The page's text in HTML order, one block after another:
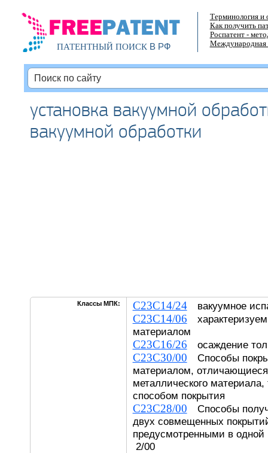
ПАТЕНТНЫЙ ПОИСКВ РФ
Терминология и
Как получить
Роспатент -
Международная
установка вакуумной
вакуумной обработки
Классы МПК: C23C14/24вакуумное
C23C14/06
материалом
C23C16/26 осаждение
C23C30/00 Способы
материалом, отличающиеся
металлического
способом покрытия
C23C28/00 Способы
двух совмещенных
предусмотренными в одной
2/00